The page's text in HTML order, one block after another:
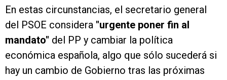
En estas circunstancias, el secretario general
del PSOE considera "urgente poner fin al
mandato" del PP y cambiar la política
económica española, algo que sólo sucederá si
hay un cambio de Gobierno tras las próximas